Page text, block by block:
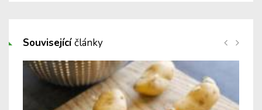
Souvisejícíčlánky